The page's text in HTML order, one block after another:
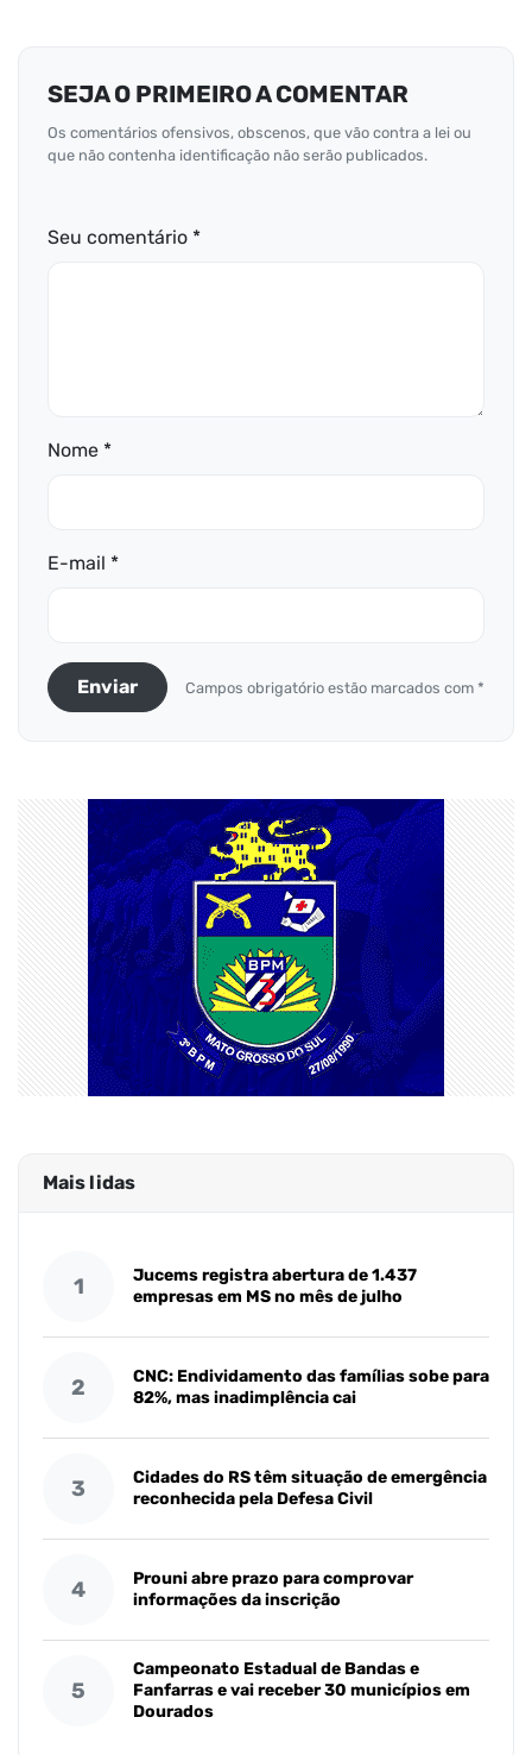
SEJA O PRIMEIRO A COMENTAR
Os comentários ofensivos, obscenos, que vão contra a lei ou
que não contenha identificação não serão publicados.
Seu comentário *
Nome *
E-mail *
Enviar Campos obrigatório estão marcados com *
Mais lidas
1
Jucems registra abertura de 1.437
empresas em MS no mês de julho
2
CNC: Endividamento das famílias sobe para
82%, mas inadimplência cai
3
Cidades do RS têm situação de emergência
reconhecida pela Defesa Civil
4
Prouni abre prazo para comprovar
informações da inscrição
5
Campeonato Estadual de Bandas e
Fanfarras e vai receber 30 municípios em
Dourados